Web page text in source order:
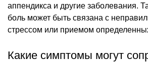
аппендикса и другие заболевания.
боль может быть связана с
стрессом или приемом
Какие симптомы могут